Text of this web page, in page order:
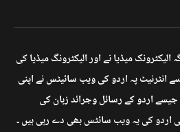
میڈیا نے اور الیکٹرونگ میڈیا کی
انٹرنیٹ پہ اردو کی ویب سائیٹس نے اپنی
اردو کے رسائل وجرائد زبان کی
اردو کی یہ ویب سائٹس بھی دے رہی ہیں ۔